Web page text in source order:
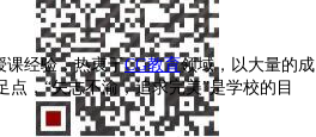
课经验，热衷于CG教育领域，以大量的成
，“矢志不渝，追求完美”是学校的目